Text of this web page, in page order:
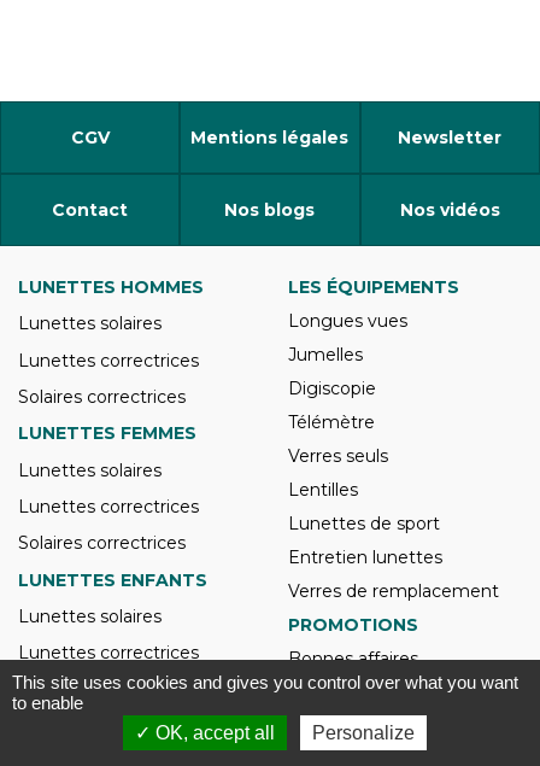
Filtrer
CGV Mentions légales Newsletter
Contact Nos blogs Nos vidéos
LUNETTES HOMMES
Lunettes solaires
Lunettes correctrices
Solaires correctrices
LUNETTES FEMMES
Lunettes solaires
Lunettes correctrices
Solaires correctrices
LUNETTES ENFANTS
Lunettes solaires
Lunettes correctrices
Solaires correctrices
LES ÉQUIPEMENTS
Longues vues
Jumelles
Digiscopie
Télémètre
Verres seuls
Lentilles
Lunettes de sport
Entretien lunettes
Verres de remplacement
PROMOTIONS
Bonnes affaires
Occasions
VERRES SOLAIRES
CONSEILS OPTIQUES
This site uses cookies and gives you control over what you want
to enable
✓ OK, accept all
Personalize